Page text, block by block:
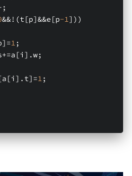
;
&&!(t[p]&&e[p-1]))
t[p]=
1 ;
ans+=a[i].w;
1 ;